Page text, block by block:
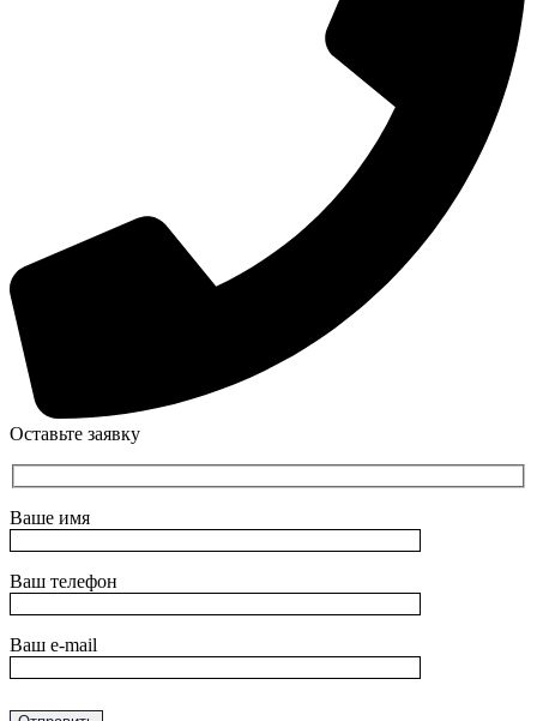
Оставьте заявку
Ваше имя
Ваш телефон
Ваш e-mail